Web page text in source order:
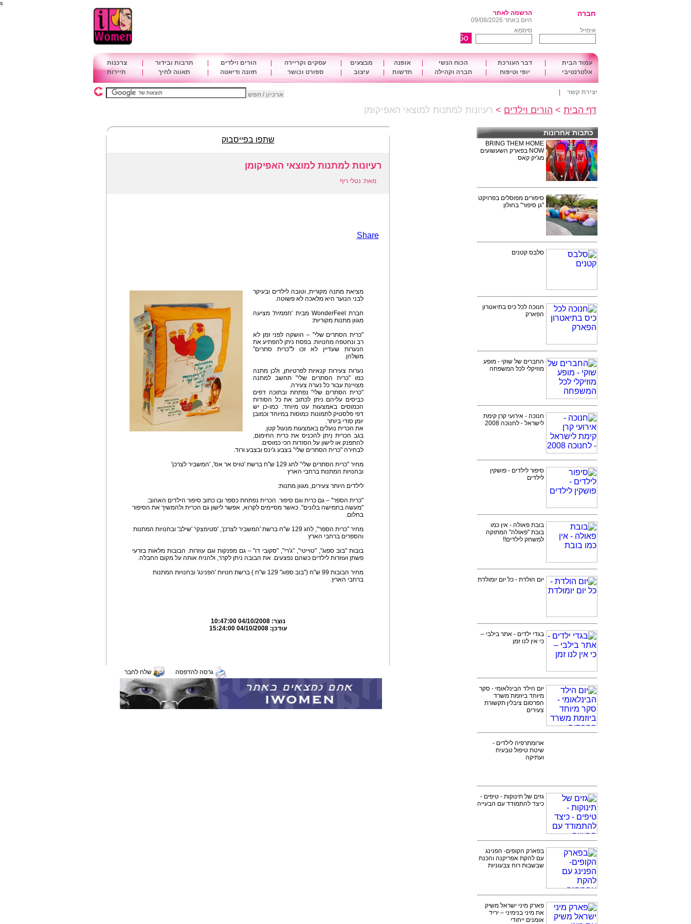
s
חברה
הרשמה לאתר
היום באתר 09/08/2026
אימייל
סיסמא
עמוד הבית דבר העורכת הכוח הנשי אופנה מבצעים עסקים וקריירה הורים וילדים תרבות ובידור
צרכנות
אלטרנטיבי
יופי וטיפוח חברה וקהילה חדשות עיצוב ספורט וכושר תזונה ודיאטה תאווה לחיך תיירות
יצירת קשר ארכיון / חפש
דף הבית > הורים וילדים > רעיונות למתנות למוצאי האפיקומן
כתבות אחרונות
BRING THEM HOME
NOW בפארק השעשועים
מג'יק קאס
סיפורים מפוסלים בפרויקט
"גן סיפור" בחולון
סלבס קטנים
חנוכה לכל כיס בתיאטרון
הפארק
החברים של שוקי - מופע
מוזיקלי לכל המשפחה
חנוכה - אירועי קרן קימת
לישראל - לחנוכה 2008
סיפור לילדים - פושקין
לילדים
בובת פאולה - אין כמו
בובת "פאולה" המתוקה
למשחק לילדים!!
יום הולדת - כל יום יומולדת
בגדי ילדים - אתר בילבי –
כי אין לנו זמן
יום הילד הבינלאומי - סקר
מיוחד ביוזמת משרד
הפרסום ציבלין תקשורת
צעירים
ארומתרפיה לילדים -
שיטת טיפול טבעית
ועתיקה
גזים של תינוקות - טיפים -
כיצד להתמודד עם הבעייה
בפארק הקופים- הפנינג
עם להקת אפריקנה והכנת
שבשבות רוח צבעוניות
פארק מיני ישראל משיק
את מיני בנימיני – יריד
אומנים ייחודי
שתפו בפייסבוק
רעיונות למתנות למוצאי האפיקומן
מאת: נטלי ריף
Share
מציאת מתנה מקורית, וטובה לילדים ובעיקר
לבני הנוער היא מלאכה לא פשוטה.
חברת WonderFeel מבית 'חממית' מציעה
מגוון מתנות מקוריות:
"כרית הסתרים שלי" – הושקה לפני זמן לא
רב ונחטפה מחנויות. בפסח ניתן להפתיע את
הנערות שעדיין לא זכו ל"כרית סתרים"
משלהן.
נערות צעירות קנאיות לפרטיותן, ולכן מתנה
כמו "כרית הסתרים שלי" תחשב למתנה
מצויינת עבור כל נערה צעירה.
"כרית הסתרים שלי" נפתחת ובתוכה דפים
כביסים עליהם ניתן לכתוב את כל הסודות
הכמוסים באמצעות עט מיוחד. כמו-כן יש
דפי פלסטיק לתמונות כמוסות במיוחד וכמובן
יומן סודי ביותר.
את הכרית נועלים באמצעות מנעול קטן.
בגב הכרית ניתן להכניס את כרית החימום,
להתפנק או לישון על הסודות הכי כמוסים.
לבחירה "כרית הסתרים שלי" בצבע ג'ינס ובצבע ורוד.
מחיר "כרית הסתרים שלי" לחג 129 ש"ח ברשת 'טויס אר אס', 'המשביר לצרכן'
ובחנויות המתנות ברחבי הארץ
לילדים היותר צעירים, מגוון מתנות:
"כרית הספר" – גם כרית וגם סיפור. הכרית נפתחת כספר ובו כתוב סיפור הילדים האהוב:
"מעשה בחמישה בלונים". כאשר מסיימים לקרוא, אפשר לישון גם הכרית ולהמשיך את הסיפור
בחלום.
מחיר "כרית הספר", לחג 129 ש"ח ברשת 'המשביר לצרכן', 'סטימצקי' 'שילב' ובחנויות המתנות
והספרים ברחבי הארץ
בובות "בוב ספוג", "טוייטי", "ג'רי", "סקובי דו" – גם מפנקות וגם עוזרות. הבובות מלאות בזרעי
פשתן ועוזרות לילדים כשהם נפצעים. את הבובה ניתן לקרר, ולהניח אותה על מקום החבלה.
מחיר הבובות 99 ש"ח ("בוב ספוג" 129 ש"ח ) ברשת חנויות 'הפנינג' ובחנויות המתנות
ברחבי הארץ.
נוצר:04/10/2008 10:47:00
עודכן:04/10/2008 15:24:00
גרסה להדפסה שלח לחבר